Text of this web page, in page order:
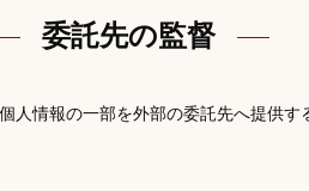
委託先の監督
人情報の一部を外部の委託先へ提供